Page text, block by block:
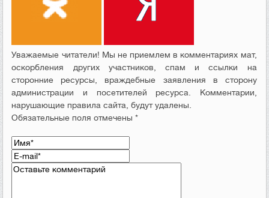
Уважаемые читатели! Мы не приемлем в комментариях мат,
оскорбления других участников, спам и ссылки на
сторонние ресурсы, враждебные заявления в сторону
администрации и посетителей ресурса. Комментарии,
нарушающие правила сайта, будут удалены.
Обязательные поля отмечены *